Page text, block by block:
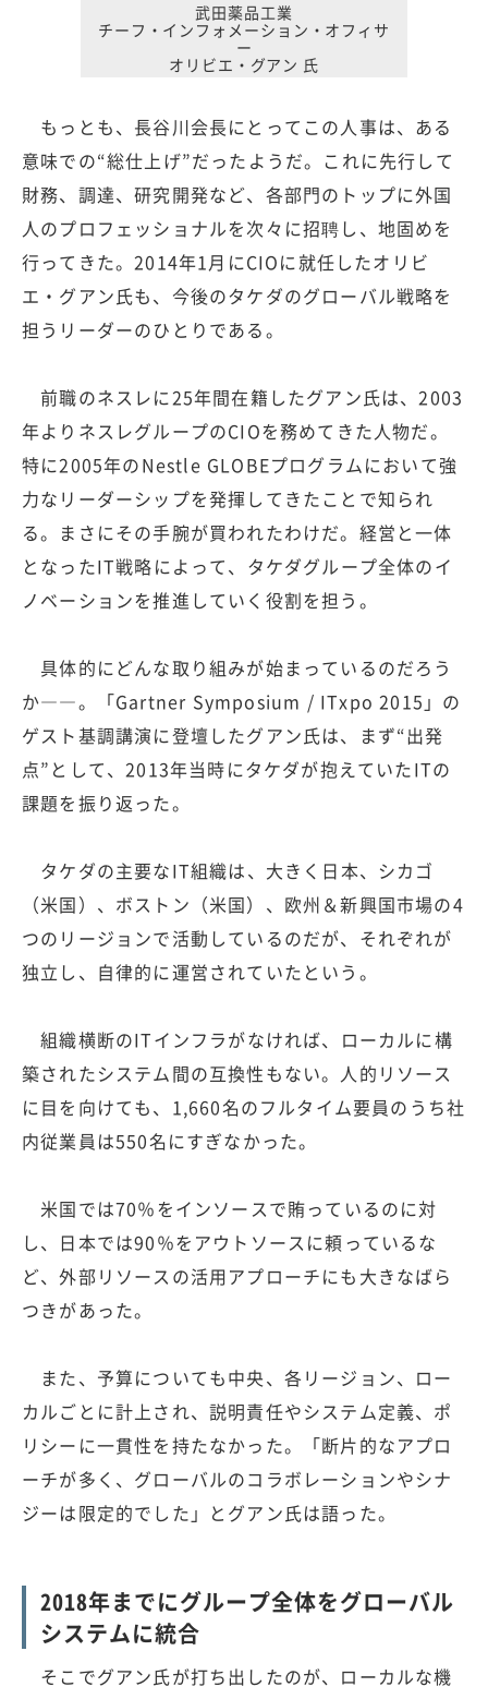
武田薬品工業
チーフ・インフォメーション・オフィサ
ー
オリビエ・グアン 氏
もっとも、長谷川会長にとってこの人事は、ある
意味での“総仕上げ”だったようだ。これに先行して
財務、調達、研究開発など、各部門のトップに外国
人のプロフェッショナルを次々に招聘し、地固めを
行ってきた。2014年1月にCIOに就任したオリビ
エ・グアン氏も、今後のタケダのグローバル戦略を
担うリーダーのひとりである。
前職のネスレに25年間在籍したグアン氏は、2003
年よりネスレグループのCIOを務めてきた人物だ。
特に2005年のNestle GLOBEプログラムにおいて強
力なリーダーシップを発揮してきたことで知られ
る。まさにその手腕が買われたわけだ。経営と一体
となったIT戦略によって、タケダグループ全体のイ
ノベーションを推進していく役割を担う。
具体的にどんな取り組みが始まっているのだろう
か――。「Gartner Symposium / ITxpo 2015」の
ゲスト基調講演に登壇したグアン氏は、まず“出発
点”として、2013年当時にタケダが抱えていたITの
課題を振り返った。
タケダの主要なIT組織は、大きく日本、シカゴ
（米国）、ボストン（米国）、欧州＆新興国市場の4
つのリージョンで活動しているのだが、それぞれが
独立し、自律的に運営されていたという。
組織横断のITインフラがなければ、ローカルに構
築されたシステム間の互換性もない。人的リソース
に目を向けても、1,660名のフルタイム要員のうち社
内従業員は550名にすぎなかった。
米国では70％をインソースで賄っているのに対
し、日本では90％をアウトソースに頼っているな
ど、外部リソースの活用アプローチにも大きなばら
つきがあった。
また、予算についても中央、各リージョン、ロー
カルごとに計上され、説明責任やシステム定義、ポ
リシーに一貫性を持たなかった。「断片的なアプロ
ーチが多く、グローバルのコラボレーションやシナ
ジーは限定的でした」とグアン氏は語った。
2018年までにグループ全体をグローバル
システムに統合
そこでグアン氏が打ち出したのが、ローカルな機